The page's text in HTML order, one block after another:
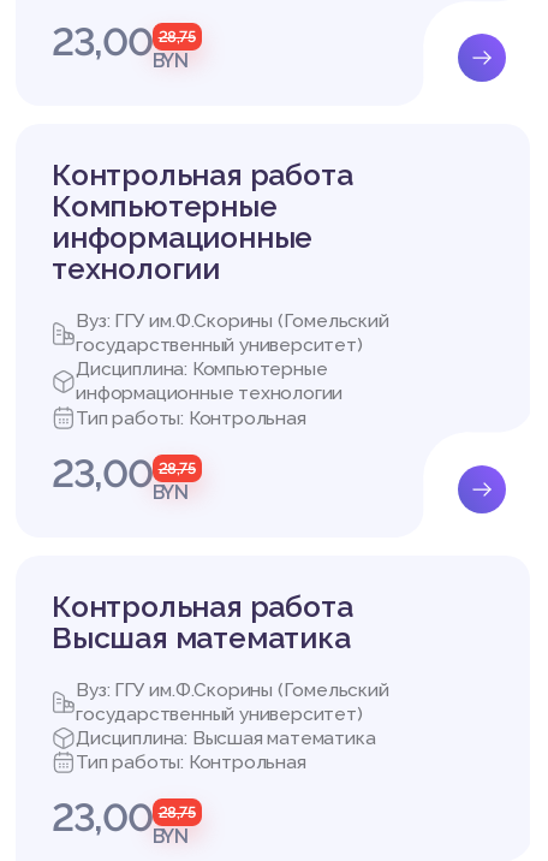
23,00 28,75
BYN
Контрольная работа
Компьютерные
информационные
технологии
Вуз: ГГУ им.Ф.Скорины (Гомельский
государственный университет)
Дисциплина: Компьютерные
информационные технологии
Тип работы: Контрольная
23,00 28,75
BYN
Контрольная работа
Высшая математика
Вуз: ГГУ им.Ф.Скорины (Гомельский
государственный университет)
Дисциплина: Высшая математика
Тип работы: Контрольная
23,00 28,75
BYN